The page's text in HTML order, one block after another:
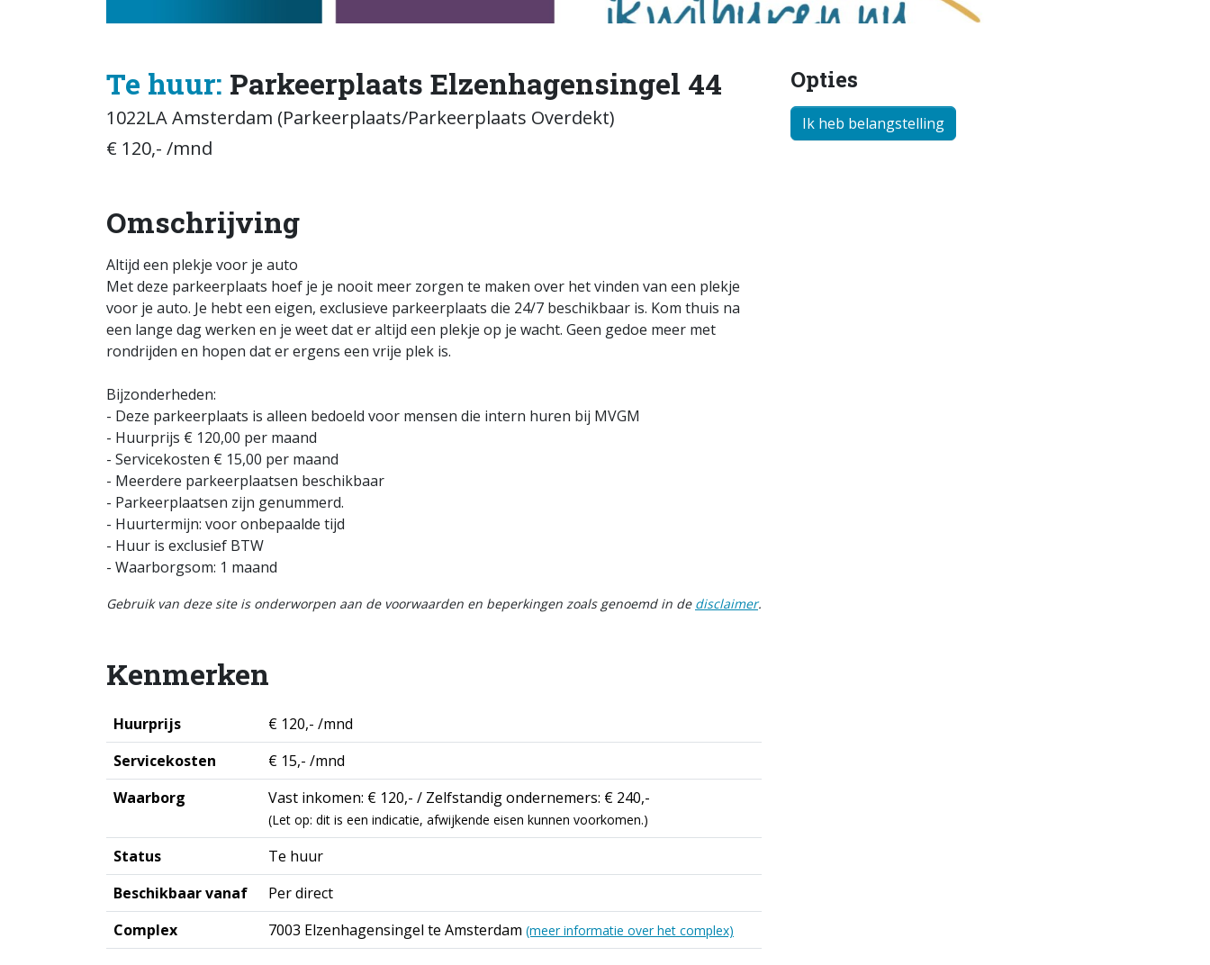
Opties
Ik heb belangstelling
Te huur: Parkeerplaats Elzenhagensingel 44
1022LA Amsterdam (Parkeerplaats/Parkeerplaats Overdekt)
€ 120,- /mnd
Omschrijving
Altijd een plekje voor je auto
Met deze parkeerplaats hoef je je nooit meer zorgen te maken over het vinden van een plekje
voor je auto. Je hebt een eigen, exclusieve parkeerplaats die 24/7 beschikbaar is. Kom thuis na
een lange dag werken en je weet dat er altijd een plekje op je wacht. Geen gedoe meer met
rondrijden en hopen dat er ergens een vrije plek is.
Bijzonderheden:
- Deze parkeerplaats is alleen bedoeld voor mensen die intern huren bij MVGM
- Huurprijs € 120,00 per maand
- Servicekosten € 15,00 per maand
- Meerdere parkeerplaatsen beschikbaar
- Parkeerplaatsen zijn genummerd.
- Huurtermijn: voor onbepaalde tijd
- Huur is exclusief BTW
- Waarborgsom: 1 maand
Gebruik van deze site is onderworpen aan de voorwaarden en beperkingen zoals genoemd in de disclaimer.
Kenmerken
Huurprijs
€ 120,- /mnd
Servicekosten
€ 15,- /mnd
Waarborg
Vast inkomen: € 120,- / Zelfstandig ondernemers: € 240,-
(Let op: dit is een indicatie, afwijkende eisen kunnen voorkomen.)
Status
Te huur
Beschikbaar vanaf
Per direct
Complex
7003 Elzenhagensingel te Amsterdam (meer informatie over het complex)